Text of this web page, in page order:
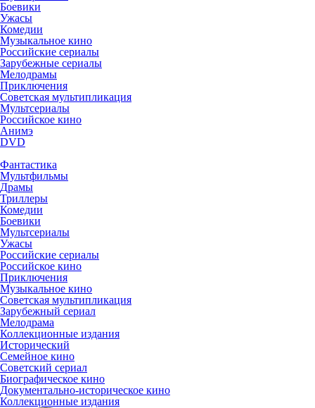
Боевики
Ужасы
Комедии
Музыкальное кино
Российские сериалы
Зарубежные сериалы
Мелодрамы
Приключения
Советская мультипликация
Мультсериалы
Российское кино
Анимэ
DVD
Фантастика
Мультфильмы
Драмы
Триллеры
Комедии
Боевики
Мультсериалы
Ужасы
Российские сериалы
Российское кино
Приключения
Музыкальное кино
Советская мультипликация
Зарубежный сериал
Мелодрама
Коллекционные издания
Исторический
Семейное кино
Советский сериал
Биографическое кино
Документально-историческое кино
Коллекционные издания